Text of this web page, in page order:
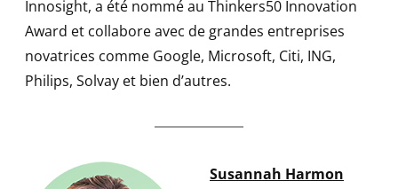
Innosight, a été nommé au Thinkers50 Innovation
Award et collabore avec de grandes entreprises
novatrices comme Google, Microsoft, Citi, ING,
Philips, Solvay et bien d’autres.
Susannah Harmon